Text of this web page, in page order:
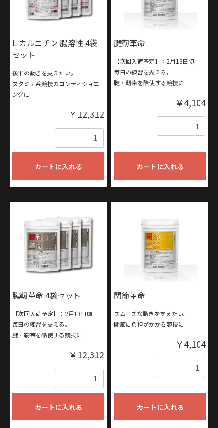
L-カルニチン 腸溶性 4袋
セット
後半の動きを支えたい。
スタミナ系競技のコンディショニ
ングに
￥12,312
カートに入れる
腱靭革命
【次回入荷予定】：2月13日頃
毎日の練習を支える。
腱・靭帯を酷使する競技に
￥4,104
カートに入れる
腱靭革命 4袋セット
【次回入荷予定】：2月13日頃
毎日の練習を支える。
腱・靭帯を酷使する競技に
￥12,312
カートに入れる
関節革命
スムーズな動きを支えたい。
関節に負担がかかる競技に
￥4,104
カートに入れる